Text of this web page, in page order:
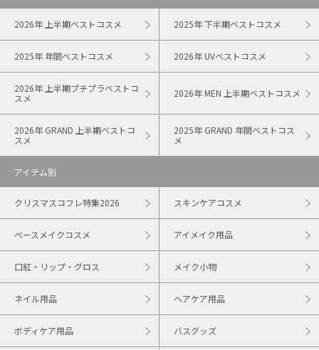
2026年 上半期ベストコスメ 2025年 下半期ベストコスメ
2025年 年間ベストコスメ 2026年 UVベストコスメ
2026年 上半期プチプラベストコ
スメ
2026年 MEN 上半期ベストコスメ
2026年 GRAND 上半期ベストコ
スメ
2025年 GRAND 年間ベストコス
メ
アイテム別
クリスマスコフレ特集2026 スキンケアコスメ
ベースメイクコスメ アイメイク用品
口紅・リップ・グロス メイク小物
ネイル用品 ヘアケア用品
ボディケア用品 バスグッズ